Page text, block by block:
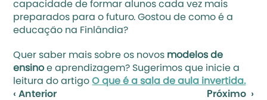
capacidade de formar alunos cada vez mais
preparados para o futuro. Gostou de como é a
educação na Finlândia?
Quer saber mais sobre os novos modelos de
ensino e aprendizagem? Sugerimos que inicie a
leitura do artigo O que é a sala de aula invertida.
‹ Anterior
Próximo  ›